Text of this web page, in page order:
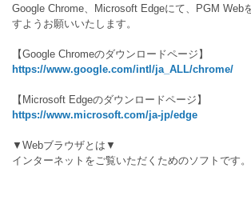
Google Chrome、Microsoft Edgeにて、PGM Web
すようお願いいたします。
【Google Chromeのダウンロードページ】
https://www.google.com/intl/ja_ALL/chrome/
【Microsoft Edgeのダウンロードページ】
https://www.microsoft.com/ja-jp/edge
▼Webブラウザとは▼
インターネットをご覧いただくためのソフトです。